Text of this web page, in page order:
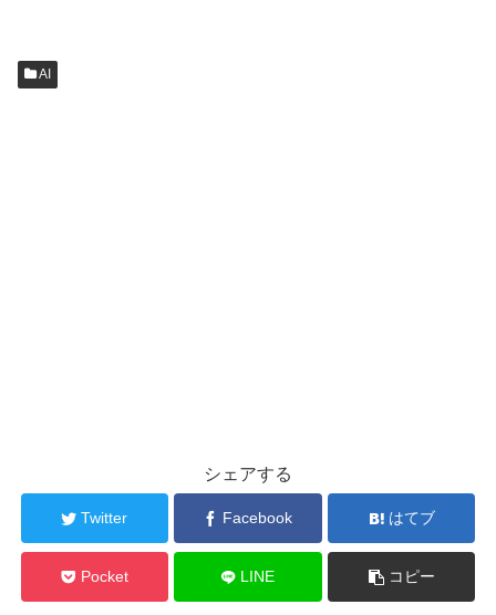
AI
シェアする
Twitter Facebook はてブ
Pocket LINE コピー